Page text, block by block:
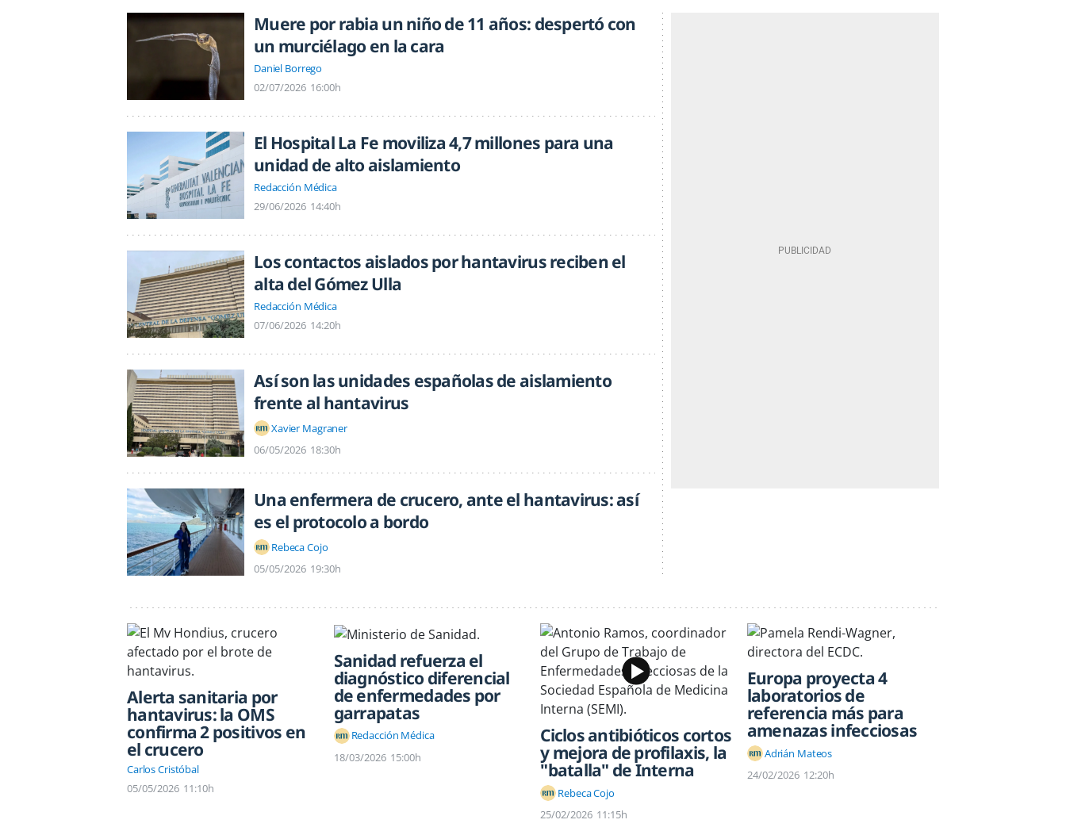
Muere por rabia un niño de 11 años: despertó con
un murciélago en la cara
Daniel Borrego
02/07/2026 16:00h
El Hospital La Fe moviliza 4,7 millones para una
unidad de alto aislamiento
Redacción Médica
29/06/2026 14:40h
Los contactos aislados por hantavirus reciben el
alta del Gómez Ulla
Redacción Médica
07/06/2026 14:20h
Así son las unidades españolas de aislamiento
frente al hantavirus
Xavier Magraner
06/05/2026 18:30h
Una enfermera de crucero, ante el hantavirus: así
es el protocolo a bordo
Rebeca Cojo
05/05/2026 19:30h
Alerta sanitaria por
hantavirus: la OMS
confirma 2 positivos en
el crucero
Carlos Cristóbal
05/05/2026 11:10h
Sanidad refuerza el
diagnóstico diferencial
de enfermedades por
garrapatas
Redacción Médica
18/03/2026 15:00h
Ciclos antibióticos cortos
y mejora de profilaxis, la
"batalla" de Interna
Rebeca Cojo
25/02/2026 11:15h
Europa proyecta 4
laboratorios de
referencia más para
amenazas infecciosas
Adrián Mateos
24/02/2026 12:20h